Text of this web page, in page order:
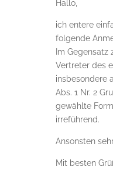
Hallo,
ich entere
folgende
Im
Vertreter des
insbesondere
Abs. 1 Nr. 2
gewählte
irreführend.
Ansonsten
Mit besten